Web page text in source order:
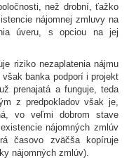
než drobní, ťažko
nájomnej zmluvy na
úveru, s opciou na jej
riziko nezaplatenia nájmu
banka podporí i projekt
prenajatá a funguje, teda
z predpokladov však je,
vo veľmi dobrom stave
nájomných zmlúv
časovo zväčša kopíruje
nájomných zmlúv).